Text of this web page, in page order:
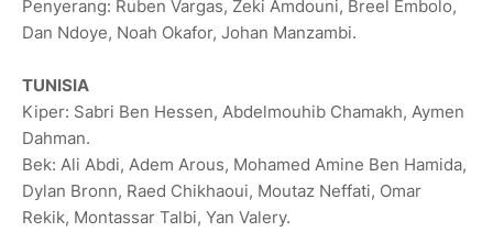
Penyerang: Ruben Vargas, Zeki Amdouni, Breel Embolo,
Dan Ndoye, Noah Okafor, Johan Manzambi.
TUNISIA
Kiper: Sabri Ben Hessen, Abdelmouhib Chamakh, Aymen
Dahman.
Bek: Ali Abdi, Adem Arous, Mohamed Amine Ben Hamida,
Dylan Bronn, Raed Chikhaoui, Moutaz Neffati, Omar
‌Rekik, Montassar Talbi, Yan Valery.